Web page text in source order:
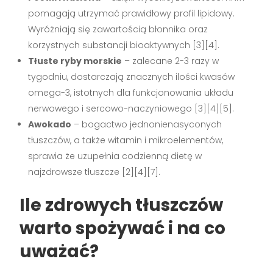
pomagają utrzymać prawidłowy profil lipidowy.
Wyróżniają się zawartością błonnika oraz
korzystnych substancji bioaktywnych [3][4] .
Tłuste ryby morskie – zalecane 2-3 razy w
tygodniu, dostarczają znacznych ilości kwasów
omega-3, istotnych dla funkcjonowania układu
nerwowego i sercowo-naczyniowego [3][4][5] .
Awokado – bogactwo jednonienasyconych
tłuszczów, a także witamin i mikroelementów,
sprawia że uzupełnia codzienną dietę w
najzdrowsze tłuszcze [2][4][7] .
Ile zdrowych tłuszczów
warto spożywać i na co
uważać?